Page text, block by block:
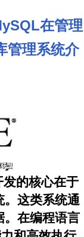
在管理
管理系统介
的核心在于
这类系统通
。在编程语言